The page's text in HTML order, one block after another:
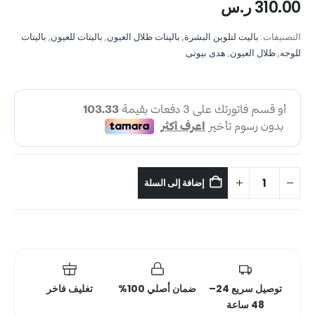
310.00ر.س
التصنيفات: باليت لتلوين البشرة, باليتات ظلال العيون, باليتات للعيون, باليتات
للوجه,ظلال العيون, هدى بيوتى
إضافة إلى السلة
توصيل سريع 24–
48 ساعة
ضمان أصلي 100% تغليف فاخر